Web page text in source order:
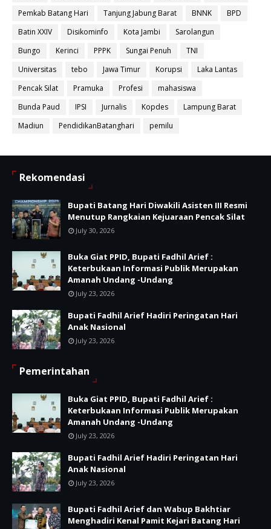
Pemkab Batang Hari
Tanjung Jabung Barat BNNK
BPD
Batin XXIV
Disikominfo Kota Jambi
Sarolangun
Bungo
Kerinci PPPK Sungai Penuh
TNI
Universitas
tebo Jawa Timur Korupsi
Laka Lantas
Pencak Silat
Pramuka Profesi
mahasiswa
Bunda Paud
IPSI Jurnalis Kopdes
Lampung Barat
Madiun
PendidikanBatanghari pemilu
Rekomendasi
Bupati Batang Hari Diwakili Asisten III Resmi
Menutup Rangkaian Kejuaraan Pencak Silat
July 30, 2026
Buka Giat PPID, Bupati Fadhil Arief :
Keterbukaan Informasi Publik Merupakan
Amanah Undang -Undang
July 23, 2026
Bupati Fadhil Arief Hadiri Peringatan Hari
Anak Nasional
July 23, 2026
Pemerintahan
Buka Giat PPID, Bupati Fadhil Arief :
Keterbukaan Informasi Publik Merupakan
Amanah Undang -Undang
July 23, 2026
Bupati Fadhil Arief Hadiri Peringatan Hari
Anak Nasional
July 23, 2026
Bupati Fadhil Arief dan Wabup Bakhtiar
Menghadiri Kenal Pamit Kejari Batang Hari